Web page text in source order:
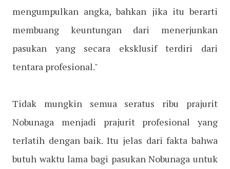
mengumpulkan angka, bahkan jika itu berarti
membuang keuntungan dari menerjunkan
pasukan yang secara eksklusif terdiri dari
tentara profesional."
Tidak mungkin semua seratus ribu prajurit
Nobunaga menjadi prajurit profesional yang
terlatih dengan baik. Itu jelas dari fakta bahwa
butuh waktu lama bagi pasukan Nobunaga untuk